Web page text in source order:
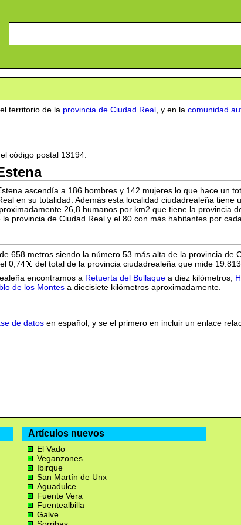
territorio de la provincia de Ciudad Real , y en la comunidad
código postal 13194.
ascendía a 186 hombres y 142 mujeres lo que hace un
en su totalidad. Además esta localidad ciudadrealeña tiene
26,8 humanos por km2 que tiene la provincia
provincia de Ciudad Real y el 80 con más habitantes por
658 metros siendo la número 53 más alta de la provincia de
0,74
del total de la provincia ciudadrealeña que mide 19.813
encontramos a Retuerta del Bullaque a diez kilómetros,
de los Montes a diecisiete kilómetros aproximadamente.
de datos en español, y se el primero en incluir un enlace
Artículos nuevos
El Vado
Veganzones
Ibirque
San Martín de Unx
Aguadulce
Fuente Vera
Fuentealbilla
Galve